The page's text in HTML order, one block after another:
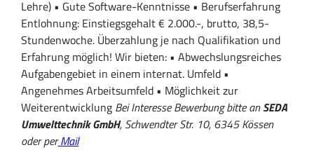
Lehre) • Gute Software-Kenntnisse • Berufserfahrung
Entlohnung: Einstiegsgehalt € 2.000.-, brutto, 38,5-
Stundenwoche. Überzahlung je nach Qualifikation und
Erfahrung möglich! Wir bieten: • Abwechslungsreiches
Aufgabengebiet in einem internat. Umfeld •
Angenehmes Arbeitsumfeld • Möglichkeit zur
Weiterentwicklung Bei Interesse Bewerbung bitte anSEDA
Umwelttechnik GmbH, Schwendter Str. 10, 6345 Kössen
oder perMail